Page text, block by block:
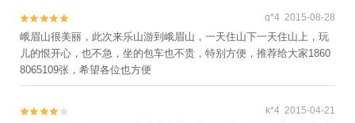

 q*4 2015-08-28
峨眉山很美丽，此次来乐山游到峨眉山，一天住山下一天住山上，玩
儿的恨开心，也不急，坐的包车也不贵，特别方便，推荐给大家1860
8065109张，希望各位也方便

 k*4 2015-04-21